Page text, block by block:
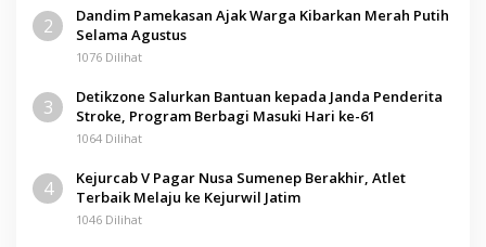
2
Dandim Pamekasan Ajak Warga Kibarkan Merah Putih
Selama Agustus
1076 Dilihat
3
Detikzone Salurkan Bantuan kepada Janda Penderita
Stroke, Program Berbagi Masuki Hari ke-61
1064 Dilihat
4
Kejurcab V Pagar Nusa Sumenep Berakhir, Atlet
Terbaik Melaju ke Kejurwil Jatim
1046 Dilihat